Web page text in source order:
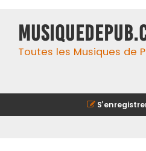
Toutes les Musiques de